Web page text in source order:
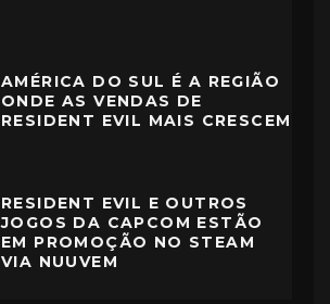
AMÉRICA DO SUL É A REGIÃO
ONDE AS VENDAS DE
RESIDENT EVIL MAIS CRESCEM
RESIDENT EVIL E OUTROS
JOGOS DA CAPCOM ESTÃO
EM PROMOÇÃO NO STEAM
VIA NUUVEM